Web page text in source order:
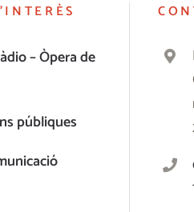
– Òpera de
públiques